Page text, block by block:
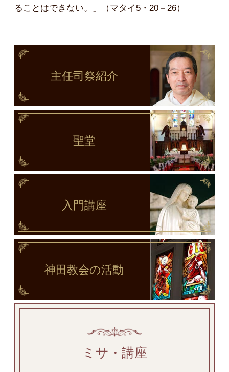
ることはできない。」（マタイ5・20－26）
主任司祭紹介
聖堂
入門講座
神田教会の活動
ミサ・講座